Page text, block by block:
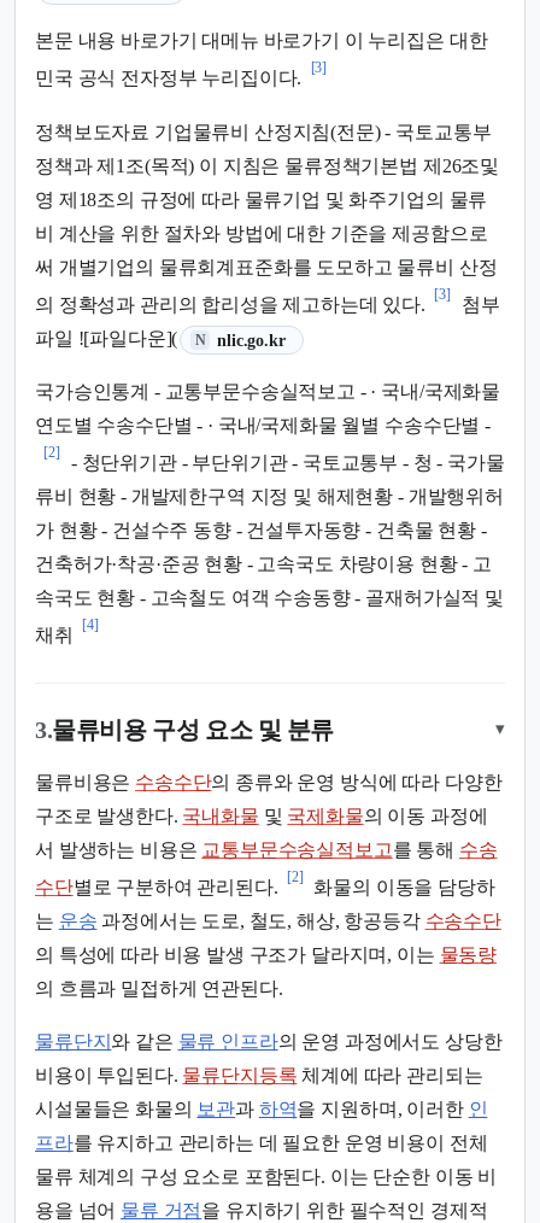
본문 내용 바로가기 대메뉴 바로가기 이 누리집은 대한
민국 공식 전자정부 누리집이다.
[3]
정책보도자료 기업물류비 산정지침(전문) - 국토교통부
정책과 제1조(목적) 이 지침은 물류정책기본법 제26조및
영 제18조의 규정에 따라 물류기업 및 화주기업의 물류
비 계산을 위한 절차와 방법에 대한 기준을 제공함으로
써 개별기업의 물류회계표준화를 도모하고 물류비 산정
의 정확성과 관리의 합리성을 제고하는데 있다.
[3]
첨부
파일 ![파일다운](
N nlic.go.kr
(새 탭에서 열림)
국가승인통계 - 교통부문수송실적보고 - · 국내/국제화물
연도별 수송수단별 - · 국내/국제화물 월별 수송수단별 -
[2]
- 청단위기관 - 부단위기관 - 국토교통부 - 청 - 국가물
류비 현황 - 개발제한구역 지정 및 해제현황 - 개발행위허
가 현황 - 건설수주 동향 - 건설투자동향 - 건축물 현황 -
건축허가·착공·준공 현황 - 고속국도 차량이용 현황 - 고
속국도 현황 - 고속철도 여객 수송동향 - 골재허가실적 및
채취
[4]
3.물류비용 구성 요소 및 분류 ▾
물류비용은 수송수단의 종류와 운영 방식에 따라 다양한
구조로 발생한다. 국내화물 및 국제화물의 이동 과정에
서 발생하는 비용은 교통부문수송실적보고를 통해 수송
수단별로 구분하여 관리된다.
[2]
화물의 이동을 담당하
는 운송 과정에서는 도로, 철도, 해상, 항공등각 수송수단
의 특성에 따라 비용 발생 구조가 달라지며, 이는 물동량
의 흐름과 밀접하게 연관된다.
물류단지 와 같은 물류 인프라의 운영 과정에서도 상당한
비용이 투입된다. 물류단지등록 체계에 따라 관리되는
시설물들은 화물의 보관과 하역을 지원하며, 이러한 인
프라를 유지하고 관리하는 데 필요한 운영 비용이 전체
물류 체계의 구성 요소로 포함된다. 이는 단순한 이동 비
용을 넘어 물류 거점을 유지하기 위한 필수적인 경제적